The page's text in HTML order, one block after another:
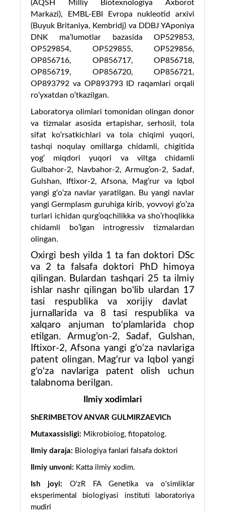
(AQSH Milliy Biotexnologiya Axborot
Markazi), EMBL-EBI Evropa nukleotid arxivi
(Buyuk Britaniya, Kembridj) va DDBJ YAponiya
DNK ma’lumotlar bazasidaOP529853,
OP529854, OP529855, OP529856,
OP856716, OP856717, OP856718,
OP856719, OP856720, OP856721,
OP893792 va OP893793 ID raqamlari orqali
ro‘yxatdan o‘tkazilgan.
Laboratorya olimlari tomonidan olingan donor
va tizmalar asosida ertapishar,serhosil, tola
sifat ko‘rsatkichlari va tola chiqimi yuqori,
tashqi noqulay omillarga chidamli, chigitida
yog’ miqdori yuqori va viltga chidamli
Gulbahor-2, Navbahor-2, Armug’on-2, Sadaf,
Gulshan, Iftixor-2, Afsona, Mag‘rur va Iqbol
yangi g‘o‘za navlar yaratilgan.
Bu yangi navlar
yangi Germplasm guruhiga kirib, yovvoyi g’o’za
turlari ichidan qurg’oqchilikka va sho’rhoqlikka
chidamli bo’lgan introgressiv tizmalardan
olingan.
Oxirgi besh yilda 1 ta fan doktori DSc
va 2 ta falsafa doktori PhD himoya
qilingan. Bulardan tashqari 25 ta ilmiy
ishlar nashr qilingan bo‘lib ulardan 17
tasi respublika va xorijiy davlat
jurnallarida va 8 tasi respublika va
xalqaro anjuman to‘plamlarida chop
etilgan. Armug’on-2, Sadaf, Gulshan,
Iftixor-2, Afsona yangi g‘o‘za navlariga
patent olingan. Mag‘rur va Iqbol yangi
g‘o‘za navlariga patent olish uchun
talabnoma berilgan.
Ilmiy xodimlari
ShERIMBETOV ANVAR GULMIRZAEVICh
Mutaxassisligi: Mikrobiolog, fitopatolog.
Ilmiy daraja: Biologiya fanlari falsafa doktori
Ilmiy unvoni: Katta ilmiy xodim.
Ish joyi: O'zR FA Genetika va o'simliklar
eksperimental biologiyasi instituti laboratoriya
mudiri